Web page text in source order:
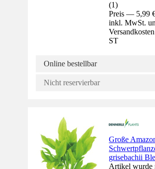
(1)
Preis — 5,99
inkl. MwSt.
ST
Online bestellbar
Nicht reservierbar
Große
grisebachii
Artikel wurde